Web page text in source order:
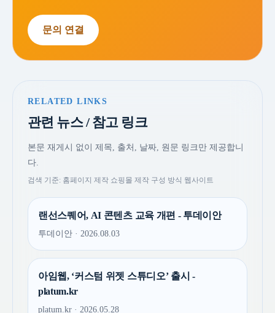
문의 연결
RELATED LINKS
관련 뉴스 / 참고 링크
본문 재게시 없이 제목, 출처, 날짜, 원문 링크만 제공합니
다.
검색 기준: 홈페이지 제작 쇼핑몰 제작 구성 방식 웹사이트
랜선스퀘어, AI 콘텐츠 교육 개편 - 투데이안
투데이안 · 2026.08.03
아임웹, ‘커스텀 위젯 스튜디오’ 출시 -
platum.kr
platum.kr · 2026.05.28